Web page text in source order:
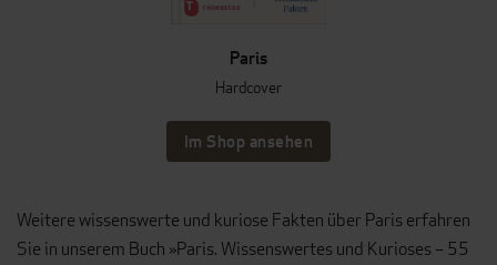
Paris
Hardcover
Im Shop ansehen
Weitere wissenswerte und kuriose Fakten über Paris erfahren
Sie in unserem Buch »Paris. Wissenswertes und Kurioses – 55